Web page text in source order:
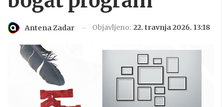
Antena Zadar Objavljeno: 22. travnja 2026. 13:18